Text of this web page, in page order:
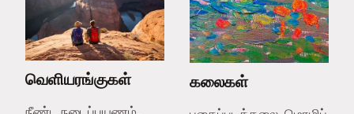
வெளியரங்குகள் கலைகள்